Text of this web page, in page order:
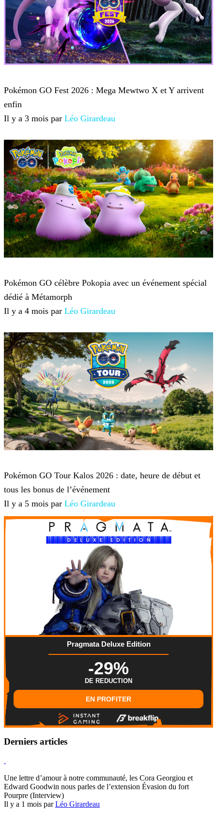
Pokémon GO Fest 2026 : Mega Mewtwo X et Y arrivent
enfin
Il y a 3 mois par Léo Girardeau
Pokémon GO célèbre Pokopia avec un événement spécial
dédié à Métamorph
Il y a 4 mois par Léo Girardeau
Pokémon GO Tour Kalos 2026 : date, heure de début et
tous les bonus de l’événement
Il y a 5 mois par Léo Girardeau
Pragmata Deluxe Edition
-29%
DE REDUCTION
EN PROFITER
Derniers articles
Une lettre d’amour à notre communauté, les Cora Georgiou et
Edward Goodwin nous parles de l’extension Évasion du fort
Pourpre (Interview)
Il y a 1 mois parLéo Girardeau